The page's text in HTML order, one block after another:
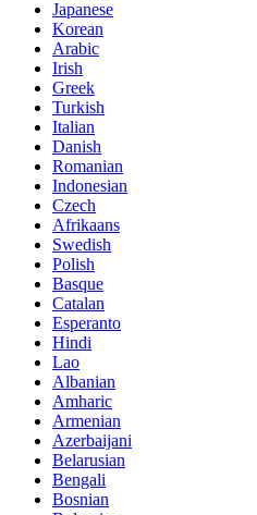
Japanese
Korean
Arabic
Irish
Greek
Turkish
Italian
Danish
Romanian
Indonesian
Czech
Afrikaans
Swedish
Polish
Basque
Catalan
Esperanto
Hindi
Lao
Albanian
Amharic
Armenian
Azerbaijani
Belarusian
Bengali
Bosnian